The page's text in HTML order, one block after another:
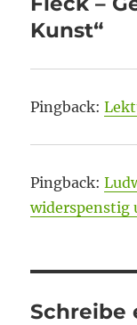
Kunst“
Pingback:
Pingback:
widerspenstig
Schreibe